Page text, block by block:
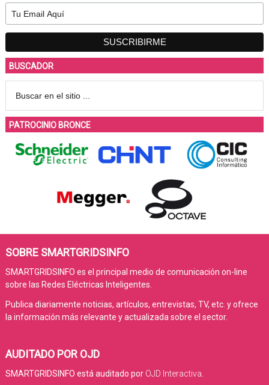
BUSCADOR
PATROCINIO BRONCE
SOBRE SMARTGRIDSINFO
SMARTGRIDSINFO es el principal medio de comunicación on-line
sobre las Redes Eléctricas Inteligentes.
Publica diariamente noticias, artículos, entrevistas, TV, etc. y ofrece
la información más relevante y actualizada sobre el sector.
AUDITADO POR OJD
SMARTGRIDSINFO está auditado por OJD Interactiva